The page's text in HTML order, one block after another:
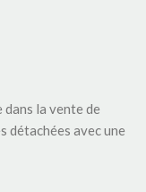
la vente de
détachées avec une